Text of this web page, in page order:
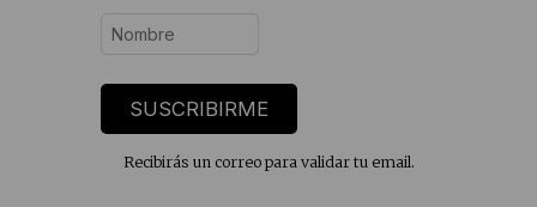
SUSCRIBIRME
Recibirás un correo para validar tu email.